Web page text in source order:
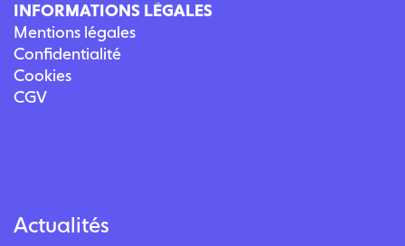
INFORMATIONS LÉGALES
Mentions légales
Confidentialité
Cookies
CGV
Actualités